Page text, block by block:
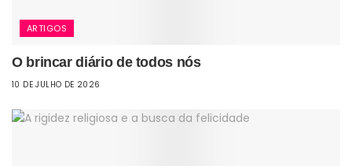
ARTIGOS
O brincar diário de todos nós
10 DE JULHO DE 2026